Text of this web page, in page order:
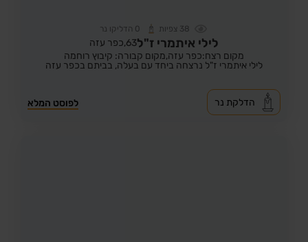
38 צפיות 0 הדליקו נר
לילי איתמרי ז"ל63, כפר עזה
מקום רצח:כפר עזה,מקום קבורה: קיבוץ רוחמה
לילי איתמרי ז"ל נרצחה ביחד עם בעלה, בביתם בכפר עזה
לפוסט המלא הדלקת נר